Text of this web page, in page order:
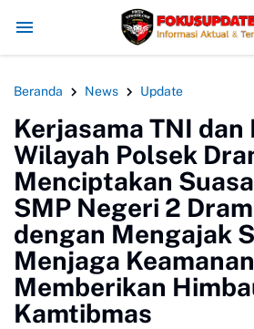
Redam Konflik, Kapolres Bogor Minta
Beranda News Update
Kerjasama TNI dan
Wilayah Polsek
Menciptakan
SMP Negeri 2
dengan Mengajak
Menjaga
Memberikan
Kamtibmas